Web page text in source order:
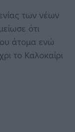
των νέων
ότι
άτομα ενώ
το Καλοκαίρι